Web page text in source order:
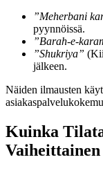
”Meherbani
pyynnöissä.
”Barah-e-
”Shukriya”
jälkeen.
Näiden ilmausten
Kuinka
Vaiheittainen